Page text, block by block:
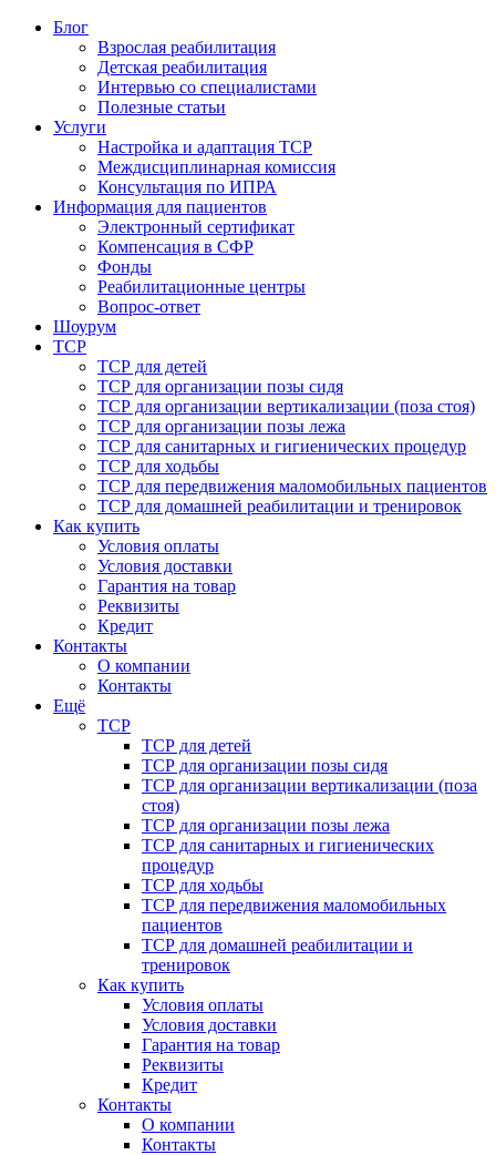
Блог
Взрослая реабилитация
Детская реабилитация
Интервью со специалистами
Полезные статьи
Услуги
Настройка и адаптация ТСР
Междисциплинарная комиссия
Консультация по ИПРА
Информация для пациентов
Электронный сертификат
Компенсация в СФР
Фонды
Реабилитационные центры
Вопрос-ответ
Шоурум
ТСР
ТСР для детей
ТСР для организации позы сидя
ТСР для организации вертикализации (поза стоя)
ТСР для организации позы лежа
ТСР для санитарных и гигиенических процедур
ТСР для ходьбы
ТСР для передвижения маломобильных пациентов
ТСР для домашней реабилитации и тренировок
Как купить
Условия оплаты
Условия доставки
Гарантия на товар
Реквизиты
Кредит
Контакты
О компании
Контакты
Ещё
ТСР
ТСР для детей
ТСР для организации позы сидя
ТСР для организации вертикализации (поза
стоя)
ТСР для организации позы лежа
ТСР для санитарных и гигиенических
процедур
ТСР для ходьбы
ТСР для передвижения маломобильных
пациентов
ТСР для домашней реабилитации и
тренировок
Как купить
Условия оплаты
Условия доставки
Гарантия на товар
Реквизиты
Кредит
Контакты
О компании
Контакты